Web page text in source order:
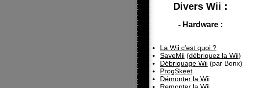
Divers Wii :
- Hardware :
La Wii c'est quoi ?
SaveMii (débriquez la Wii)
Débriquage Wii (par Bonx)
ProgSkeet
Démonter la Wii